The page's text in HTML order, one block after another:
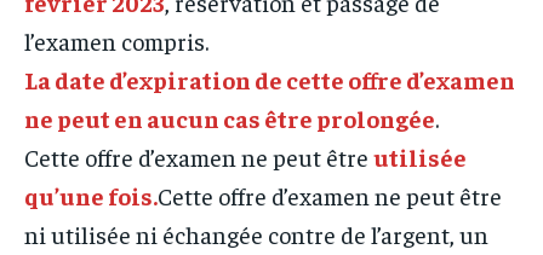
l’examen compris.
La date d’expiration de cette offre d’examen
ne peut en aucun cas être prolongée.
Cette offre d’examen ne peut être utilisée
qu’une fois.Cette offre d’examen ne peut être
ni utilisée ni échangée contre de l’argent, un